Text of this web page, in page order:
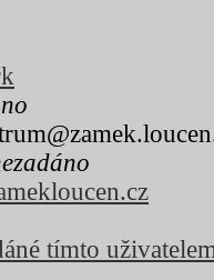
tímto